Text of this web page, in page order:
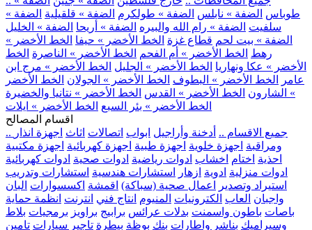
طوباس الضفة » نابلس الضفة » طولكرم الضفة » قلقيلية الضفة »
سلفيت الضفة » رام الله والبيره الضفة » أريحا الضفة » الخليل
الضفة » بيت لحم قطاع غزة الخط الأخضر » حيفا الخط الأخضر »
رهط الخط الأخضر » أم الفحم الخط الأخضر » الناصرة الخط
الأخضر » عكا ونهاريا الخط الأخضر » الجليل الخط الأخضر » مرج ابن
عامر
الخط الأخضر » البطوف الخط الأخضر » الجولان الخط الأخضر
» الشارون الخط الأخضر » القدس الخط الأخضر » نتانيا والخضيرة
الخط الأخضر » بئر السبع الخط الأخضر » ايلات
اقسام المصالح
.. جميع الاقسام .. أدخنة وأراجيل ابواب اتصالات اثاث اجهزة انذار
ومراقبة اجهزة خلوية اجهزة طبية اجهزة كهربائية اجهزة مكتبية
احذية اختام اخشاب ادوات رياضية ادوات صحية ادوات كهربائية
ادوات منزلية ادوية ازهار استشارات هندسية استشارات وتدريب
استيراد وتصدير
اعمال صحية (سباكة) اقمشة اكسسوارات البان
واجبان العاب الكترونيات المنيوم انتاج فني انترنت انظمة حماية
باصات باطون واسمنت بدلات عرائس برابيج براويز برمجيات بلاط
وسيراميك بناشر واطارات بنك بوظة بيطرة تاجير سيارات تامين